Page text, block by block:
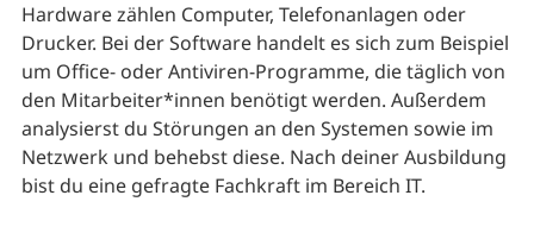
Hardware zählen Computer, Telefonanlagen oder
Drucker. Bei der Software handelt es sich zum Beispiel
um Office- oder Antiviren-Programme, die täglich von
den Mitarbeiter*innen benötigt werden. Außerdem
analysierst du Störungen an den Systemen sowie im
Netzwerk und behebst diese. Nach deiner Ausbildung
bist du eine gefragte Fachkraft im Bereich IT.